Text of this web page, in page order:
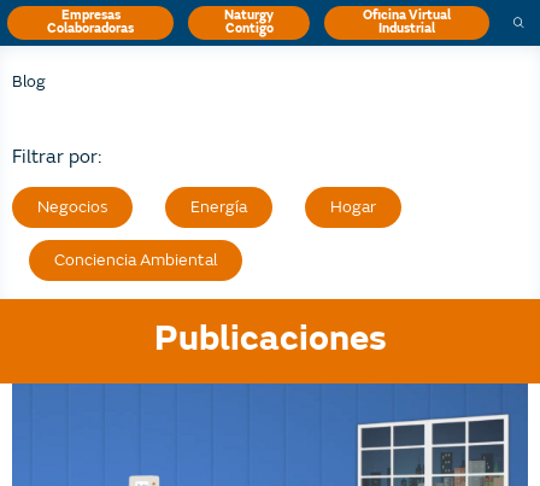
Empresas
Colaboradoras
Naturgy
Contigo
Oficina Virtual
Industrial
Blog
Filtrar por:
Negocios Energía Hogar
Conciencia Ambiental
Publicaciones